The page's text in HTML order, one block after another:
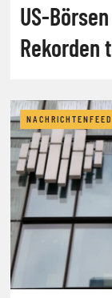
US-
Rekorden
NACHRICHTENFEED